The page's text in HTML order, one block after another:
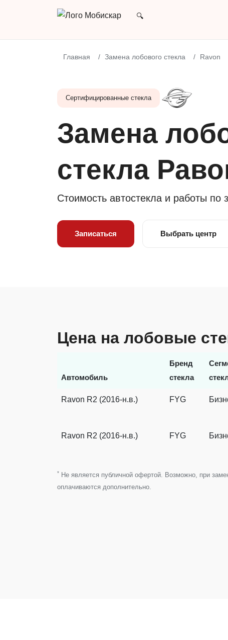
Главная Замена лобового стекла Ravon
Сертифицированные стекла
Замена
стекла
Стоимость автостекла и работы по
Записаться Выбрать центр
Цена на лобовые
Автомобиль
Бренд
стекла
Ravon R2 (2016-н.в.) FYG
Ravon R2 (2016-н.в.) FYG
* Не является публичной офертой. Возможно, при
оплачиваются дополнительно.